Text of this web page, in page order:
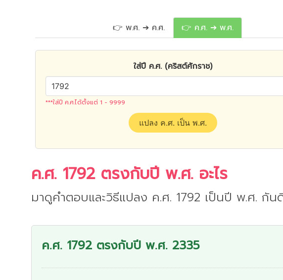
👉 พ.ศ. ➔ ค.ศ. 👉 ค.ศ. ➔ พ.ศ.
ใส่ปี ค.ศ. (คริสต์ศักราช)
***ใส่ปี ค.ศ.ได้ตั้งแต่ 1 - 9999
แปลง ค.ศ. เป็น พ.ศ.
ค.ศ. 1792 ตรงกับปี พ.ศ. อะไร
มาดูคำตอบและวิธีแปลง ค.ศ. 1792 เป็นปี พ.ศ. กัน
ค.ศ. 1792 ตรงกับปี พ.ศ. 2335